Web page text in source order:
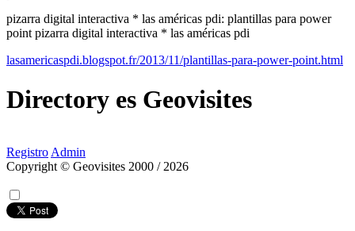
pizarra digital interactiva * las américas pdi: plantillas para power
point pizarra digital interactiva * las américas pdi
lasamericaspdi.blogspot.fr/2013/11/plantillas-para-power-point.html
Directory es Geovisites
Registro Admin
Copyright © Geovisites 2000 / 2026